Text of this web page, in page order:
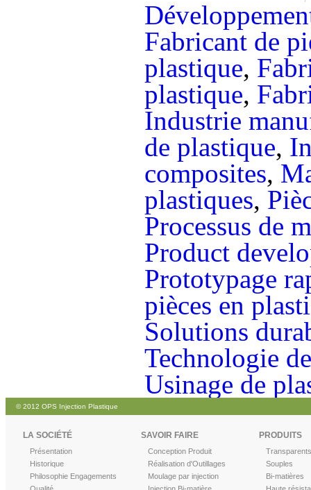
Fabricant de
plastique,
plastique,
Industrie
de plastique,
composites,
plastiques,
Processus de
Product
Prototypage
pièces en
Solutions
Technologie
Usinage de
© 2012 OPS Injection Plastique
LA SOCIÉTÉ
Présentation
Historique
Philosophie Engagements
SAVOIR FAIRE
Conception Produit
Réalisation d'Outillages
Moulage par injection
PRODUITS
Transparents
Souples
Bi-matières